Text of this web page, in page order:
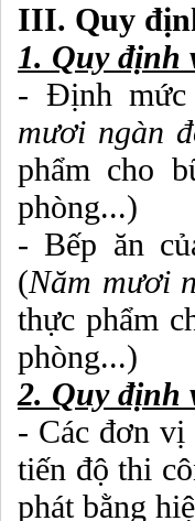
III. Quy
1. Quy định
- Định mức
mươi ngàn
phẩm cho
phòng...)
- Bếp ăn
(Năm mươi
thực phẩm
phòng...)
2. Quy định
- Các đơn vị
tiến độ thi
phát bằng